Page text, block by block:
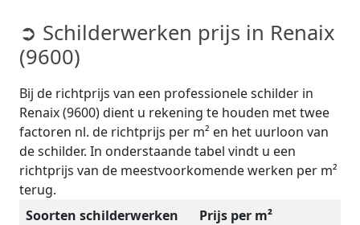
➲ Schilderwerken prijs in Renaix
(9600)
Bij de richtprijs van een professionele schilder in
Renaix (9600) dient u rekening te houden met twee
factoren nl. de richtprijs per m² en het uurloon van
de schilder. In onderstaande tabel vindt u een
richtprijs van de meestvoorkomende werken per m²
terug.
Soorten schilderwerken
Prijs per m²